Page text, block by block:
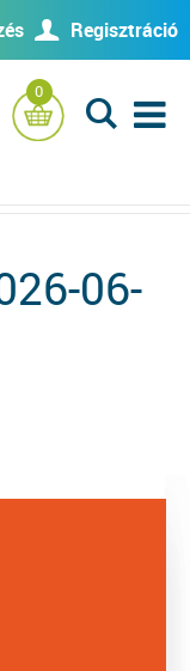
U Regisztráció
0
L
06-